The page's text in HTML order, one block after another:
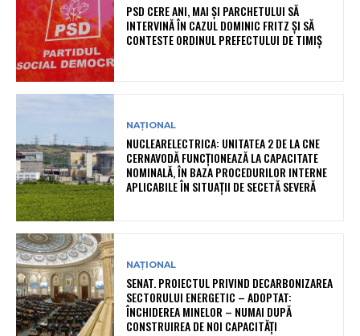
PSD CERE ANI, MAI ȘI PARCHETULUI SĂ
INTERVINĂ ÎN CAZUL DOMINIC FRITZ ȘI SĂ
CONTESTE ORDINUL PREFECTULUI DE TIMIȘ
NAȚIONAL
NUCLEARELECTRICA: UNITATEA 2 DE LA CNE
CERNAVODĂ FUNCȚIONEAZĂ LA CAPACITATE
NOMINALĂ, ÎN BAZA PROCEDURILOR INTERNE
APLICABILE ÎN SITUAȚII DE SECETĂ SEVERĂ
NAȚIONAL
SENAT. PROIECTUL PRIVIND DECARBONIZAREA
SECTORULUI ENERGETIC – ADOPTAT:
ÎNCHIDEREA MINELOR – NUMAI DUPĂ
CONSTRUIREA DE NOI CAPACITĂȚI